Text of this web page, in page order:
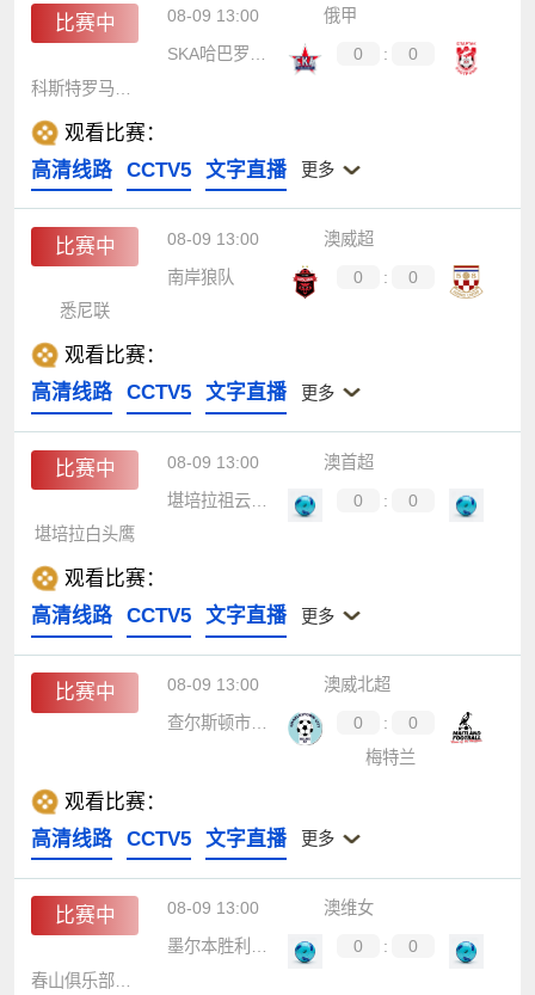
比赛中 08-09 13:00
俄甲
0 :
0
观看比赛：
高清线路
CCTV5 文字直播 更多
比赛中 08-09 13:00
澳威超
南岸狼队
0 :
0
悉尼联
观看比赛：
高清线路
CCTV5 文字直播 更多
比赛中 08-09 13:00
澳首超
堪培拉祖云达斯
0 :
0
堪培拉白头鹰
观看比赛：
高清线路
CCTV5 文字直播 更多
比赛中 08-09 13:00
澳威北超
查尔斯顿市布鲁斯
0 :
0
梅特兰
观看比赛：
高清线路
CCTV5 文字直播 更多
比赛中 08-09 13:00
澳维女
0 :
0